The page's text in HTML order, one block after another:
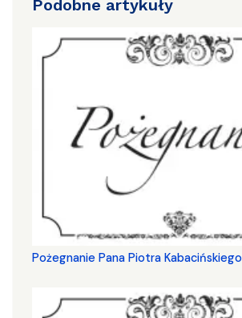
Podobne artykuły
Pożegnanie Pana Piotra Kabacińskiego